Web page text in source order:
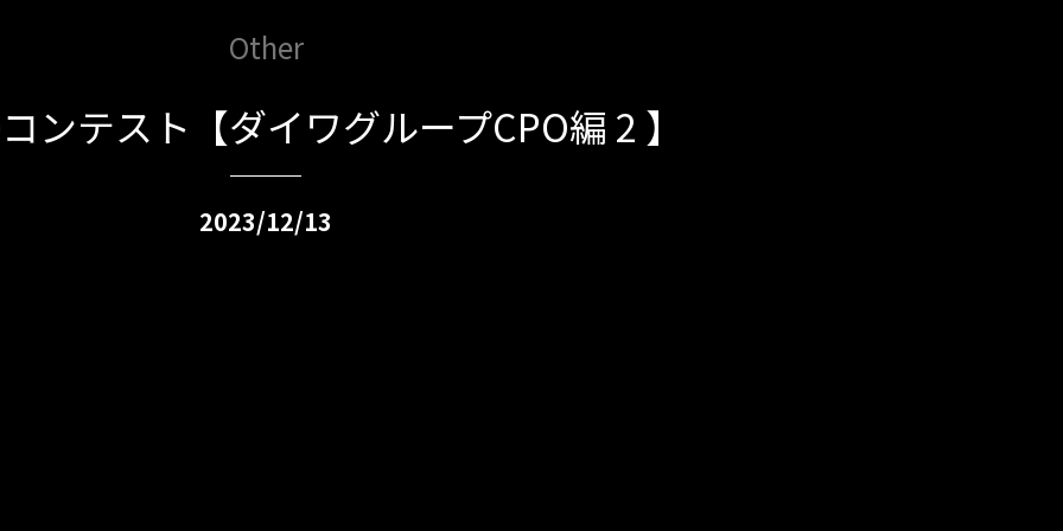
Other
ンテスト【ダイワグループCPO編 2 】
2023/12/13